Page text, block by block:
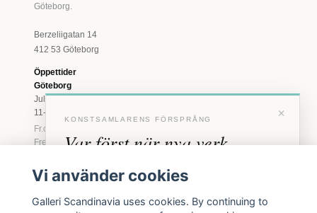
Göteborg.
Berzeliigatan 14
412 53 Göteborg
Öppettider
Göteborg
Juli: Tis 11-18 · Lör
11-16
Fr.o.m. augusti: Tis-
Fre 11-18 · Lör 11-
Marstrand
2026
×
KONSTSAMLARENS FÖRSPRÅNG
Var först när nya verk
anländer
inbjudningar till vernissage, innan vi annonserar
Vi använder cookies
Galleri Scandinavia uses cookies. By continuing to